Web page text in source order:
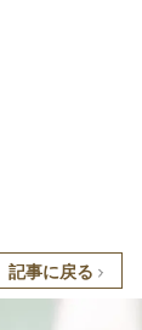
記事に戻る